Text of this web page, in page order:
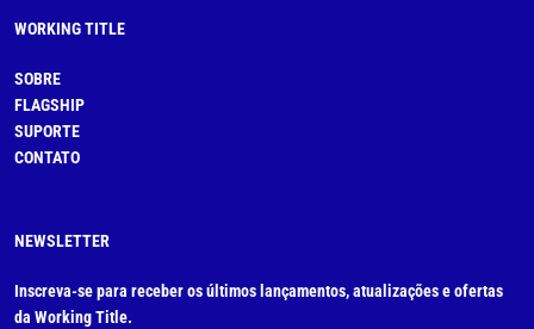
WORKING TITLE
SOBRE
FLAGSHIP
SUPORTE
CONTATO
NEWSLETTER
Inscreva-se para receber os últimos lançamentos, atualizações e ofertas
da Working Title.